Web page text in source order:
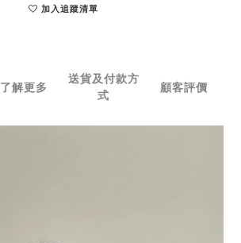
加入追蹤清單
了解更多
送貨及付款方
式
顧客評價